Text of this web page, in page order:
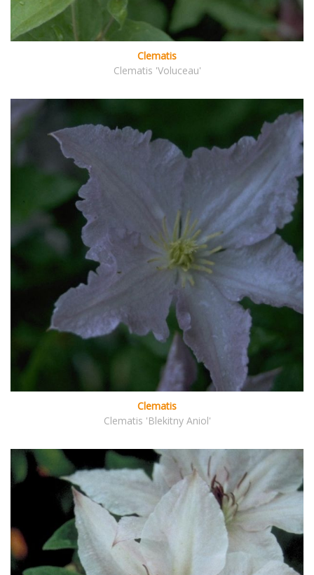
Clematis
Clematis 'Voluceau'
Clematis
Clematis 'Blekitny Aniol'